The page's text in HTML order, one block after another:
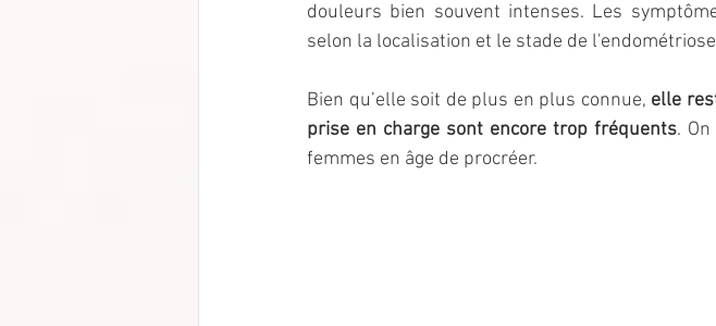
douleurs bien souvent intenses. Les
selon la localisation et le stade de
Bien qu’elle soit de plus en plus connue, elle
prise en charge sont encore trop fréquents.
femmes en âge de procréer.